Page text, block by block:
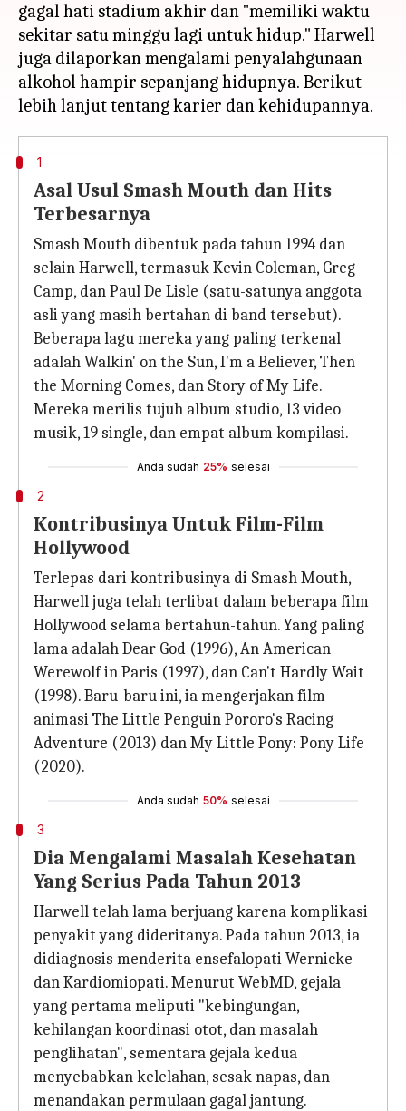
gagal hati stadium akhir dan "memiliki waktu
sekitar satu minggu lagi untuk hidup." Harwell
juga dilaporkan mengalami penyalahgunaan
alkohol hampir sepanjang hidupnya. Berikut
1
Asal Usul Smash Mouth dan Hits
Terbesarnya
Smash Mouth dibentuk pada tahun 1994 dan
selain Harwell, termasuk Kevin Coleman, Greg
Camp, dan Paul De Lisle (satu-satunya anggota
asli yang masih bertahan di band tersebut).
Beberapa lagu mereka yang paling terkenal
adalah Walkin' on the Sun, I'm a Believer, Then
the Morning Comes, dan Story of My Life.
Mereka merilis tujuh album studio, 13 video
musik, 19 single, dan empat album kompilasi.
Anda sudah 25% selesai
2
Kontribusinya Untuk Film-Film
Hollywood
Terlepas dari kontribusinya di Smash Mouth,
Harwell juga telah terlibat dalam beberapa film
Hollywood selama bertahun-tahun. Yang paling
lama adalah Dear God (1996), An American
Werewolf in Paris (1997), dan Can't Hardly Wait
(1998). Baru-baru ini, ia mengerjakan film
animasi The Little Penguin Pororo's Racing
Adventure (2013) dan My Little Pony: Pony Life
(2020).
Anda sudah 50% selesai
3
Dia Mengalami Masalah Kesehatan
Yang Serius Pada Tahun 2013
Harwell telah lama berjuang karena komplikasi
penyakit yang dideritanya. Pada tahun 2013, ia
didiagnosis menderita ensefalopati Wernicke
dan Kardiomiopati. Menurut WebMD, gejala
yang pertama meliputi "kebingungan,
kehilangan koordinasi otot, dan masalah
penglihatan", sementara gejala kedua
menyebabkan kelelahan, sesak napas, dan
menandakan permulaan gagal jantung.